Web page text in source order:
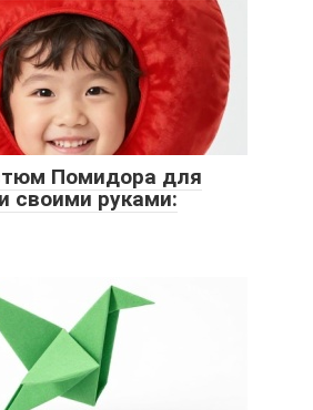
Помидора для
своими руками: